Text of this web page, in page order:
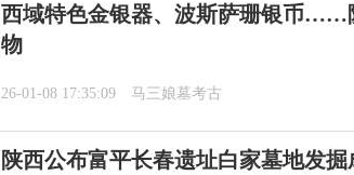
西域特色金银器、波斯萨珊银币……
物
26-01-08 17:35:09 马三娘墓考古
陕西公布富平长春遗址白家墓地发掘